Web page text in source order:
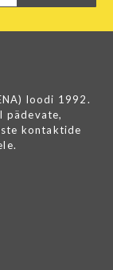
loodi 1992.
pädevate,
kontaktide